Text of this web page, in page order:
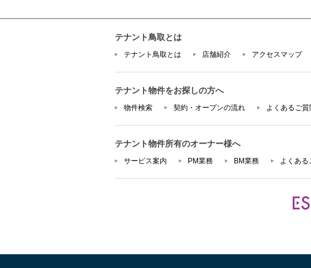
テナント鳥取とは
テナント鳥取とは 店舗紹介 アクセスマップ
テナント物件をお探しの方へ
物件検索 契約・オープンの流れ よくあるご質
テナント物件所有のオーナー様へ
サービス案内 PM業務 BM業務 よくある